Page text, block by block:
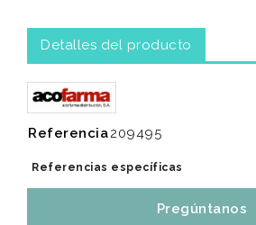
Detalles del producto
Referencia209495
Referencias específicas
Pregúntanos